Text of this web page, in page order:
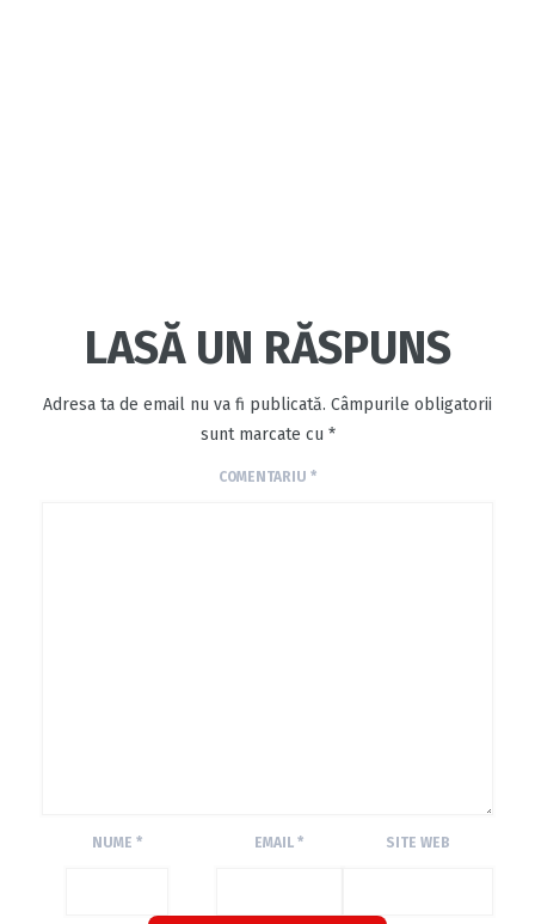
LASĂ UN RĂSPUNS
Adresa ta de email nu va fi publicată. Câmpurile obligatorii
sunt marcate cu *
COMENTARIU *
NUME * EMAIL* SITE WEB